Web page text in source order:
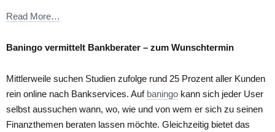
Read More…
Baningo vermittelt Bankberater – zum Wunschtermin
Mittlerweile suchen Studien zufolge rund 25 Prozent aller Kunden
rein online nach Bankservices. Auf baningo kann sich jeder User
selbst aussuchen wann, wo, wie und von wem er sich zu seinen
Finanzthemen beraten lassen möchte. Gleichzeitig bietet das